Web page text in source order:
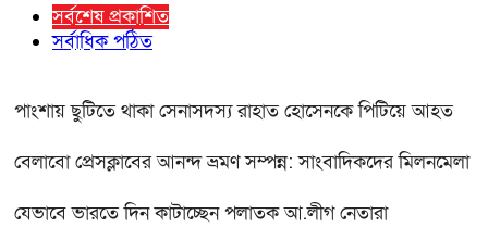
সর্বশেষ প্রকাশিত
সর্বাধিক পঠিত
পাংশায় ছুটিতে থাকা সেনাসদস্য রাহাত হোসেনকে পিটিয়ে আহত
বেলাবো প্রেসক্লাবের আনন্দ ভ্রমণ সম্পন্ন: সাংবাদিকদের মিলনমেলা
যেভাবে ভারতে দিন কাটাচ্ছেন পলাতক আ.লীগ নেতারা